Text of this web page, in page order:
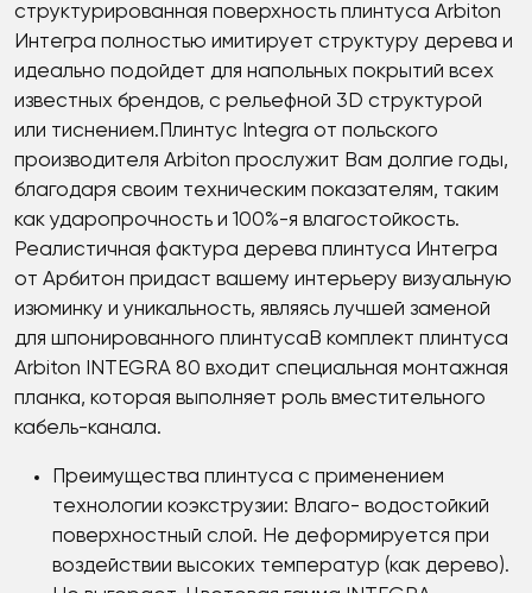
структурированная поверхность плинтуса Arbiton
Интегра полностью имитирует структуру дерева и
идеально подойдет для напольных покрытий всех
известных брендов, с рельефной 3D структурой
или тиснением.Плинтус Integra от польского
производителя Arbiton прослужит Вам долгие годы,
благодаря своим техническим показателям, таким
как ударопрочность и 100%-я влагостойкость.
Реалистичная фактура дерева плинтуса Интегра
от Арбитон придаст вашему интерьеру визуальную
изюминку и уникальность, являясь лучшей заменой
для шпонированного плинтусаВ комплект плинтуса
Arbiton INTEGRA 80 входит специальная монтажная
планка, которая выполняет роль вместительного
кабель-канала.
Преимущества плинтуса с применением
технологии коэкструзии: Влаго- водостойкий
поверхностный слой. Не деформируется при
воздействии высоких температур (как дерево).